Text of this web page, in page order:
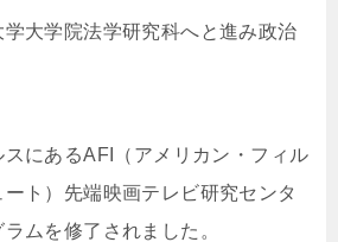
大学院法学研究科へと進み政治
にあるAFI（アメリカン・フィル
ト）先端映画テレビ研究センタ
ムを修了されました。